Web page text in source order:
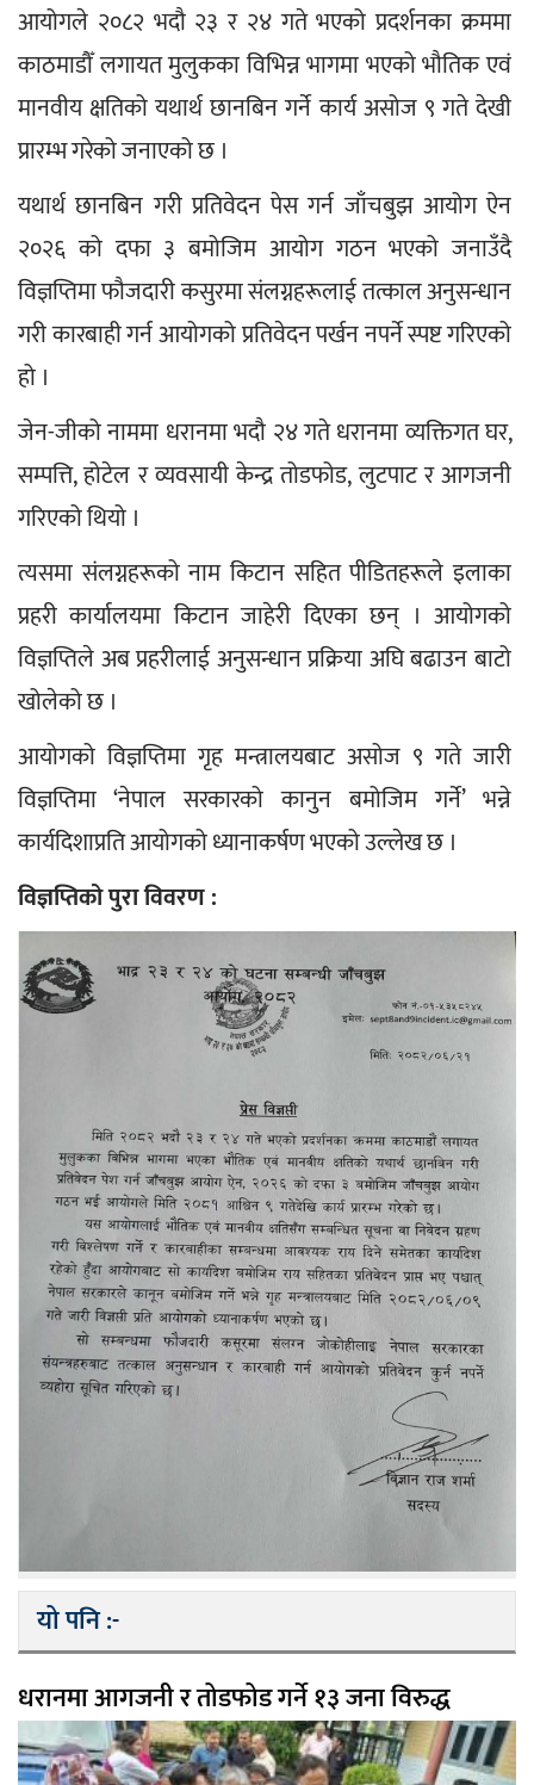
आयोगले २०८२ भदौ २३ र २४ गते भएको प्रदर्शनका क्रममा
काठमाडौँ लगायत मुलुकका विभिन्न भागमा भएको भौतिक एवं
मानवीय क्षतिको यथार्थ छानबिन गर्ने कार्य असोज ९ गते देखी
प्रारम्भ गरेको जनाएको छ ।
यथार्थ छानबिन गरी प्रतिवेदन पेस गर्न जाँचबुझ आयोग ऐन
२०२६ को दफा ३ बमोजिम आयोग गठन भएको जनाउँदै
विज्ञप्तिमा फौजदारी कसुरमा संलग्नहरूलाई तत्काल अनुसन्धान
गरी कारबाही गर्न आयोगको प्रतिवेदन पर्खन नपर्ने स्पष्ट गरिएको
हो ।
जेन-जीको नाममा धरानमा भदौ २४ गते धरानमा व्यक्तिगत घर,
सम्पत्ति, होटेल र व्यवसायी केन्द्र तोडफोड, लुटपाट र आगजनी
गरिएको थियो ।
त्यसमा संलग्नहरूको नाम किटान सहित पीडितहरूले इलाका
प्रहरी कार्यालयमा किटान जाहेरी दिएका छन् । आयोगको
विज्ञप्तिले अब प्रहरीलाई अनुसन्धान प्रक्रिया अघि बढाउन बाटो
खोलेको छ ।
आयोगको विज्ञप्तिमा गृह मन्त्रालयबाट असोज ९ गते जारी
विज्ञप्तिमा ‘नेपाल सरकारको कानुन बमोजिम गर्ने’ भन्ने
कार्यदिशाप्रति आयोगको ध्यानाकर्षण भएको उल्लेख छ ।
विज्ञप्तिको पुरा विवरण :
यो पनि :-
धरानमा आगजनी र तोडफोड गर्ने १३ जना विरुद्ध